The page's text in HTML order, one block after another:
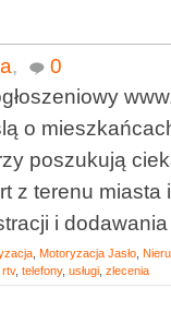
,
0
o
poszukują
z terenu miasta
i dodawania
Motoryzacja Jasło
rtv, telefony, usługi zlecenia